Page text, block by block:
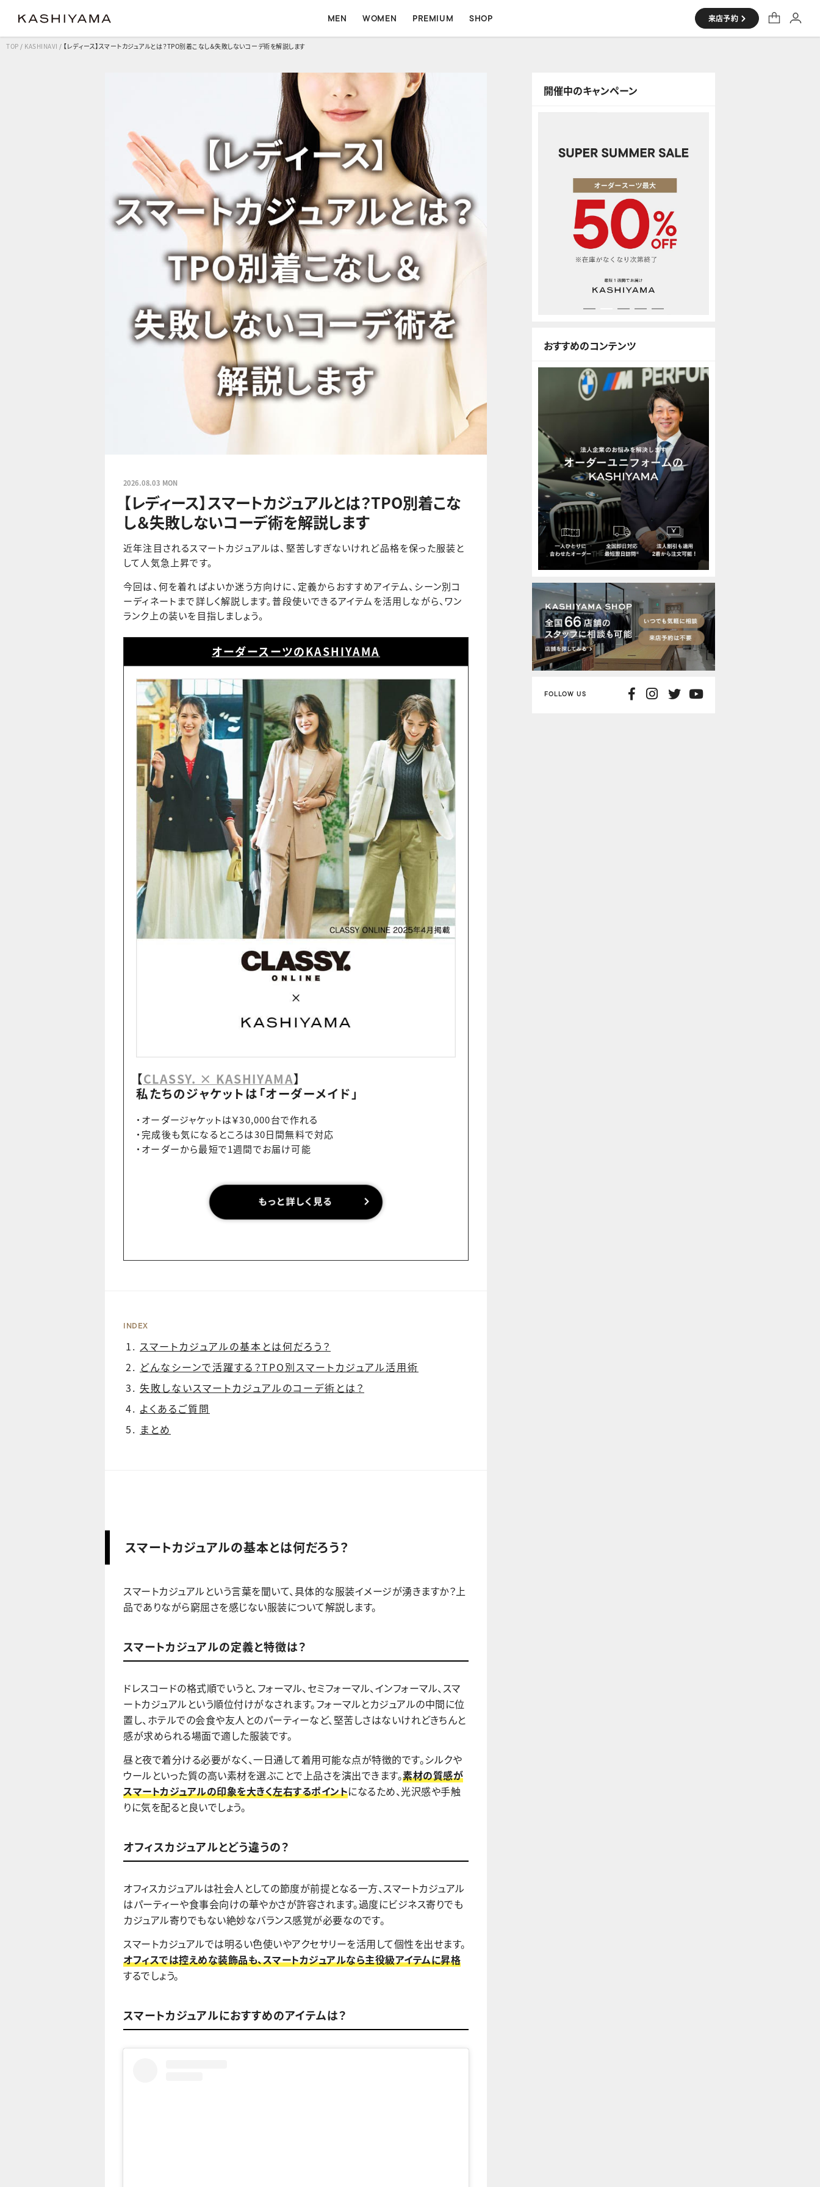
MEN
コンフォート フォーマル
WOMEN
コンフォート フォーマル
PREMIUM SHOP 来店予約
TOP / KASHINAVI / 【レディース】スマートカジュアルとは？TPO別着こなし＆失敗しないコーデ術を解説します
2026.08.03 MON
【レディース】スマートカジュアルとは？TPO別着こな
し＆失敗しないコーデ術を解説します
近年注目されるスマートカジュアルは、堅苦しすぎないけれど品格を保った服装と
して人気急上昇です。
今回は、何を着ればよいか迷う方向けに、定義からおすすめアイテム、シーン別コ
ーディネートまで詳しく解説します。普段使いできるアイテムを活用しながら、ワン
ランク上の装いを目指しましょう。
オーダースーツのKASHIYAMA
【CLASSY. × KASHIYAMA】
私たちのジャケットは「オーダーメイド」
・オーダージャケットは￥30,000台で作れる
・完成後も気になるところは30日間無料で対応
・オーダーから最短で1週間でお届け可能
INDEX
スマートカジュアルの基本とは何だろう？
どんなシーンで活躍する？TPO別スマートカジュアル活用術
失敗しないスマートカジュアルのコーデ術とは？
よくあるご質問
まとめ
スマートカジュアルの基本とは何だろう？
スマートカジュアルという言葉を聞いて、具体的な服装イメージが湧きますか？上
品でありながら窮屈さを感じない服装について解説します。
スマートカジュアルの定義と特徴は？
ドレスコードの格式順でいうと、フォーマル、セミフォーマル、インフォーマル、スマ
ートカジュアルという順位付けがなされます。フォーマルとカジュアルの中間に位
置し、ホテルでの会食や友人とのパーティーなど、堅苦しさはないけれどきちんと
感が求められる場面で適した服装です。
昼と夜で着分ける必要がなく、一日通して着用可能な点が特徴的です。シルクや
ウールといった質の高い素材を選ぶことで上品さを演出できます。素材の質感が
スマートカジュアルの印象を大きく左右するポイントになるため、光沢感や手触
りに気を配ると良いでしょう。
オフィスカジュアルとどう違うの？
オフィスカジュアルは社会人としての節度が前提となる一方、スマートカジュアル
はパーティーや食事会向けの華やかさが許容されます。過度にビジネス寄りでも
カジュアル寄りでもない絶妙なバランス感覚が必要なのです。
スマートカジュアルでは明るい色使いやアクセサリーを活用して個性を出せます。
オフィスでは控えめな装飾品も、スマートカジュアルなら主役級アイテムに昇格
するでしょう。
スマートカジュアルにおすすめのアイテムは？
開催中のキャンペーン
おすすめのコンテンツ
FOLLOW US